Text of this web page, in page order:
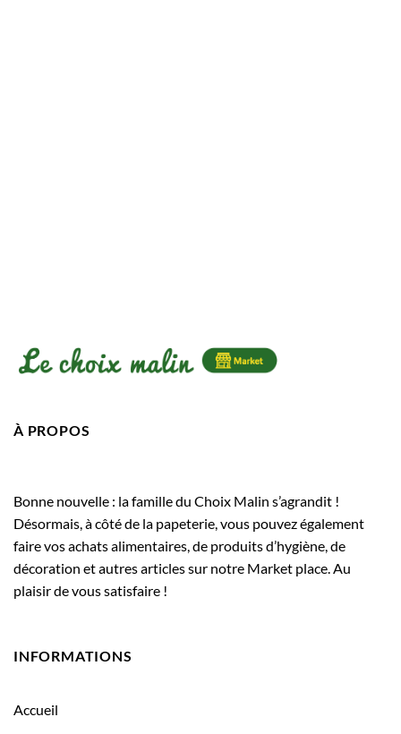
À PROPOS
Bonne nouvelle : la famille du Choix Malin s’agrandit !
Désormais, à côté de la papeterie, vous pouvez également
faire vos achats alimentaires, de produits d’hygiène, de
décoration et autres articles sur notre Market place. Au
plaisir de vous satisfaire !
INFORMATIONS
Accueil